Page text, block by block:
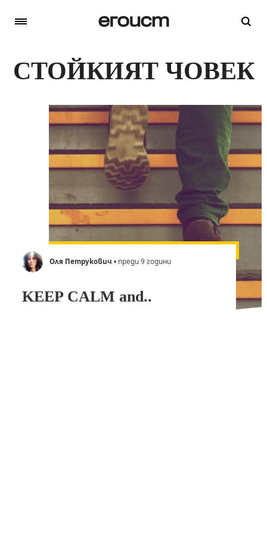
СТОЙКИЯТ ЧОВЕК
Оля Петрукович • преди 9 години
KEEP CALM and..